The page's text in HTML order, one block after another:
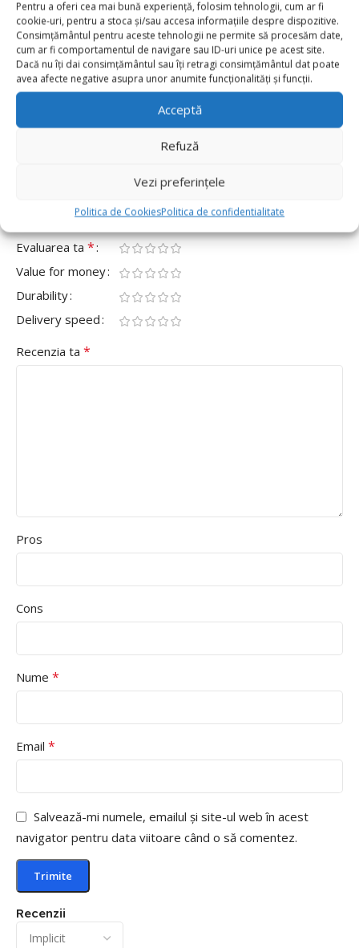
Pentru a oferi cea mai bună experiență, folosim tehnologii, cum ar fi
cookie-uri, pentru a stoca și/sau accesa informațiile despre dispozitive.
Consimțământul pentru aceste tehnologii ne permite să procesăm date,
cum ar fi comportamentul de navigare sau ID-uri unice pe acest site.
Dacă nu îți dai consimțământul sau îți retragi consimțământul dat poate
avea afecte negative asupra unor anumite funcționalități și funcții.
Acceptă
Refuză
Vezi preferințele
Politica de CookiesPolitica de confidentialitate
0
0
0
0
Recenzii
Fii primul care scrii o recenzie pentru „Set 50 Baloane
Latex Retro 30cm, Portocaliu Hermes,Hermes
sunt marcate cu*
Evaluarea ta *
Value for money
Durability
Delivery speed
Recenzia ta *
Pros
Cons
Nume *
Email *
Salvează-mi numele, emailul și site-ul web în acest
navigator pentru data viitoare când o să comentez.